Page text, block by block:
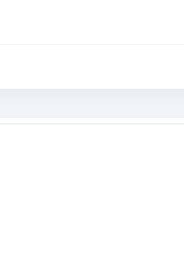
方式呈现梁山好汉的英雄事迹和
读。